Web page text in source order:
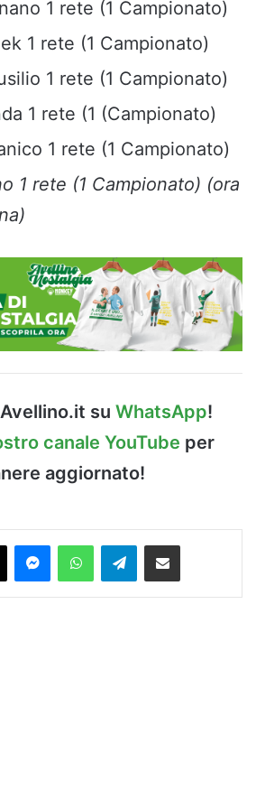
1 rete (1 Campionato)
1 rete (1 Campionato)
1 rete (1 Campionato)
1 rete (1 (Campionato)
1 rete (1 Campionato)
1 rete (1 Campionato) (ora
su WhatsApp!
canale YouTube per
aggiornato!
X MessengerWhatsAppTelegramCondividi via Email